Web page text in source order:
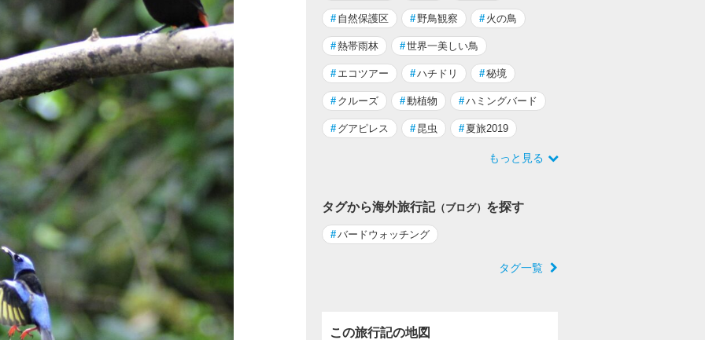
# 自然保護区 #野鳥観察 # 火の鳥
#熱帯雨林 #世界一美しい鳥
# エコツアー #ハチドリ #秘境
# クルーズ #動植物 #ハミングバード
# グアピレス # 昆虫 # 夏旅2019
もっと見る
タグから海外旅行記（ブログ） を探す
#バードウォッチング
タグ一覧
この旅行記の地図